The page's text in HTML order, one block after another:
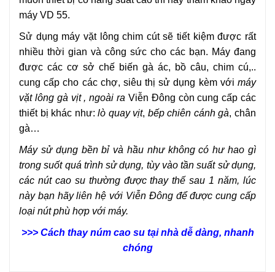
máy VD 55.
Sử dụng máy vặt lông chim cút sẽ tiết kiệm được rất
nhiều thời gian và công sức cho các bạn. Máy đang
được các cơ sở chế biến gà ác, bồ câu, chim cú,..
cung cấp cho các chợ, siêu thị sử dụng kèm với máy
vặt lông gà vịt , ngoài ra Viễn Đông còn cung cấp các
thiết bị khác như:lò quay vịt, bếp chiên cánh gà, chân
gà…
Máy sử dụng bền bỉ và hầu như không có hư hao gì
trong suốt quá trình sử dụng, tùy vào tần suất sử dụng,
các nút cao su thường được thay thế sau 1 năm, lúc
này bạn hãy liên hệ với Viễn Đông để được cung cấp
loại nút phù hợp với máy.
>>> Cách thay núm cao su tại nhà dễ dàng, nhanh
chóng